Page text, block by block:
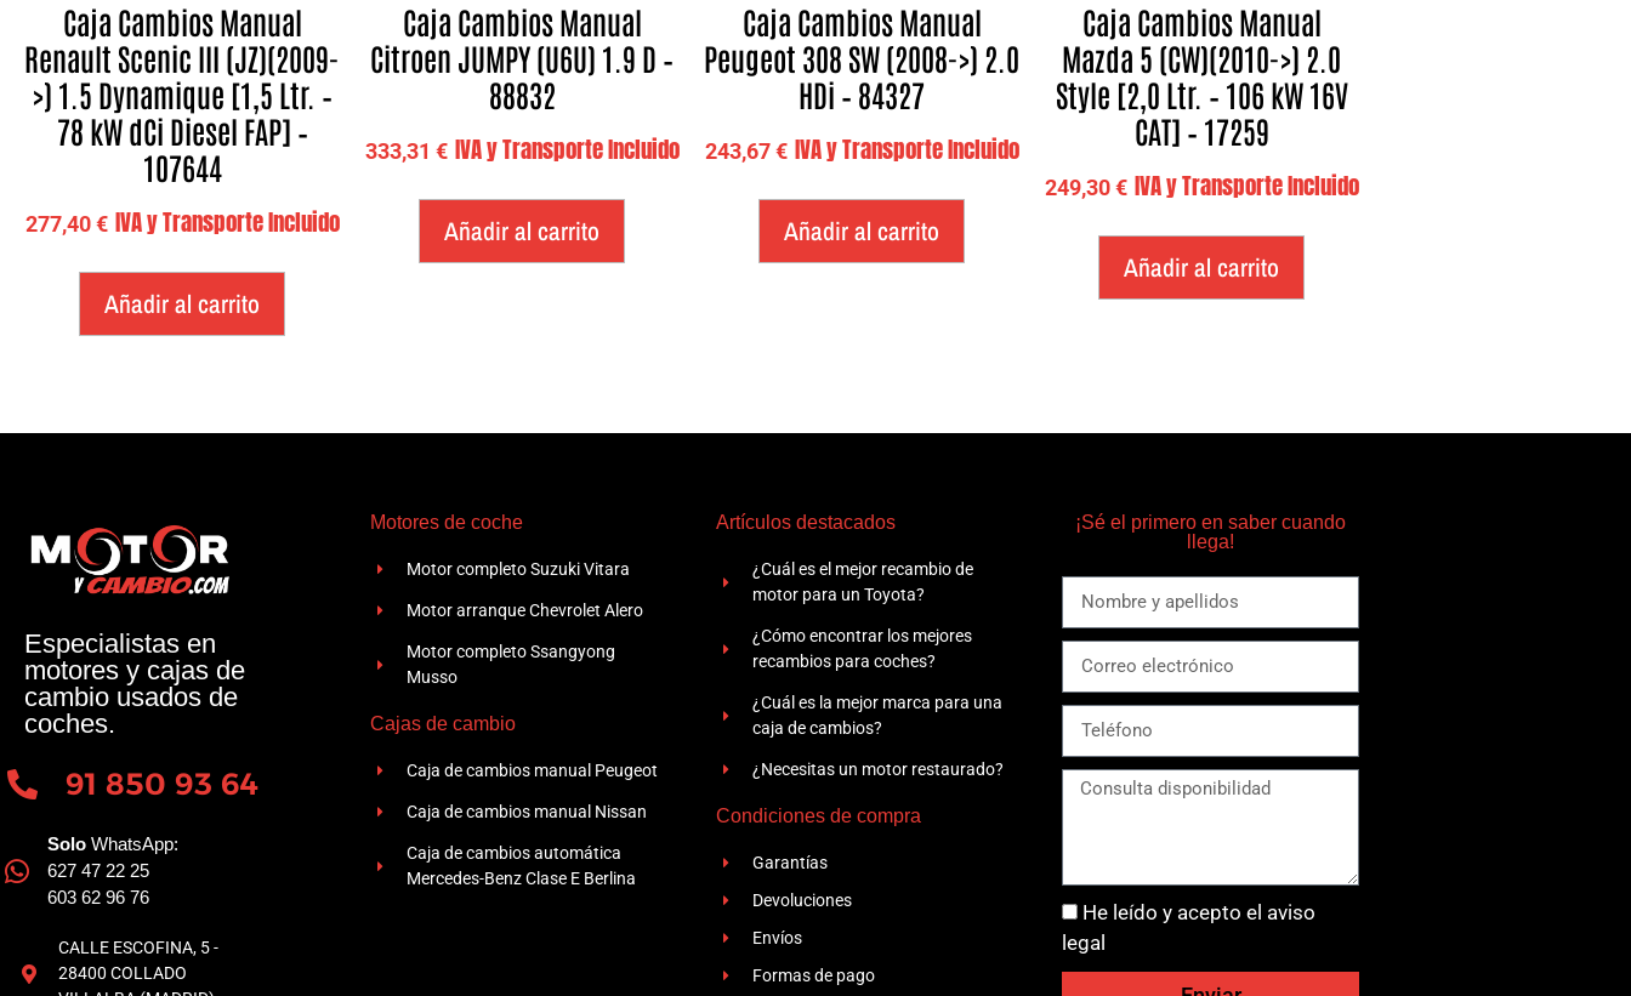
Caja Cambios Manual
Renault Scenic III (JZ)(2009-
>) 1.5 Dynamique [1,5 Ltr. –
78 kW dCi Diesel FAP] –
107644
277,40€ IVA y Transporte Incluido
Añadir al carrito
Caja Cambios Manual
Citroen JUMPY (U6U) 1.9 D –
88832
333,31 € IVA y Transporte Incluido
Añadir al carrito
Caja Cambios Manual
Peugeot 308 SW (2008->) 2.0
HDi – 84327
243,67€ IVA y Transporte Incluido
Añadir al carrito
Caja Cambios Manual
Mazda 5 (CW)(2010->) 2.0
Style [2,0 Ltr. – 106 kW 16V
CAT] – 17259
249,30€ IVA y Transporte Incluido
Añadir al carrito
Especialistas en
motores y cajas de
cambio usados de
coches.
91 850 93 64
Solo WhatsApp:
627 47 22 25
603 62 96 76
CALLE ESCOFINA, 5 -
28400 COLLADO
Motores de coche
Motor completo Suzuki Vitara
Motor arranque Chevrolet Alero
Motor completo Ssangyong
Musso
Cajas de cambio
Caja de cambios manual Peugeot
Caja de cambios manual Nissan
Caja de cambios automática
Mercedes-Benz Clase E Berlina
Artículos destacados
¿Cuál es el mejor recambio de
motor para un Toyota?
¿Cómo encontrar los mejores
recambios para coches?
¿Cuál es la mejor marca para una
caja de cambios?
¿Necesitas un motor restaurado?
Condiciones de compra
Garantías
Devoluciones
Envíos
Formas de pago
¡Sé el primero en saber cuando
llega!
He leído y acepto el aviso
legal